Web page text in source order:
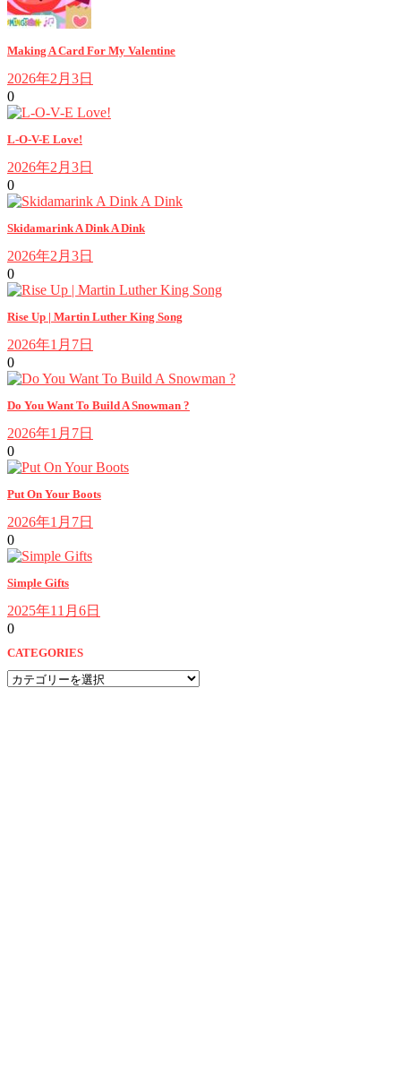
Making A Card For My Valentine
2026年2月3日
0
L-O-V-E Love!
2026年2月3日
0
Skidamarink A Dink A Dink
2026年2月3日
0
Rise Up | Martin Luther King Song
2026年1月7日
0
Do You Want To Build A Snowman ?
2026年1月7日
0
Put On Your Boots
2026年1月7日
0
Simple Gifts
2025年11月6日
0
CATEGORIES
CATEGORIES